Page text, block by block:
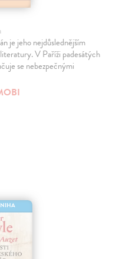
je jeho nejdůslednějším
V Paříži padesátých
se nebezpečnými